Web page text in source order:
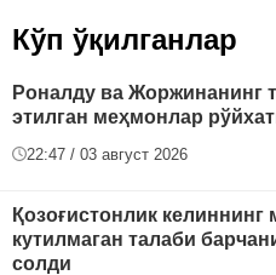
Кўп ўқилганлар
Роналду ва Жоржинанинг
этилган меҳмонлар
22:47 / 03 август 2026
Қозоғистонлик келиннинг
кутилмаган талаби
солди